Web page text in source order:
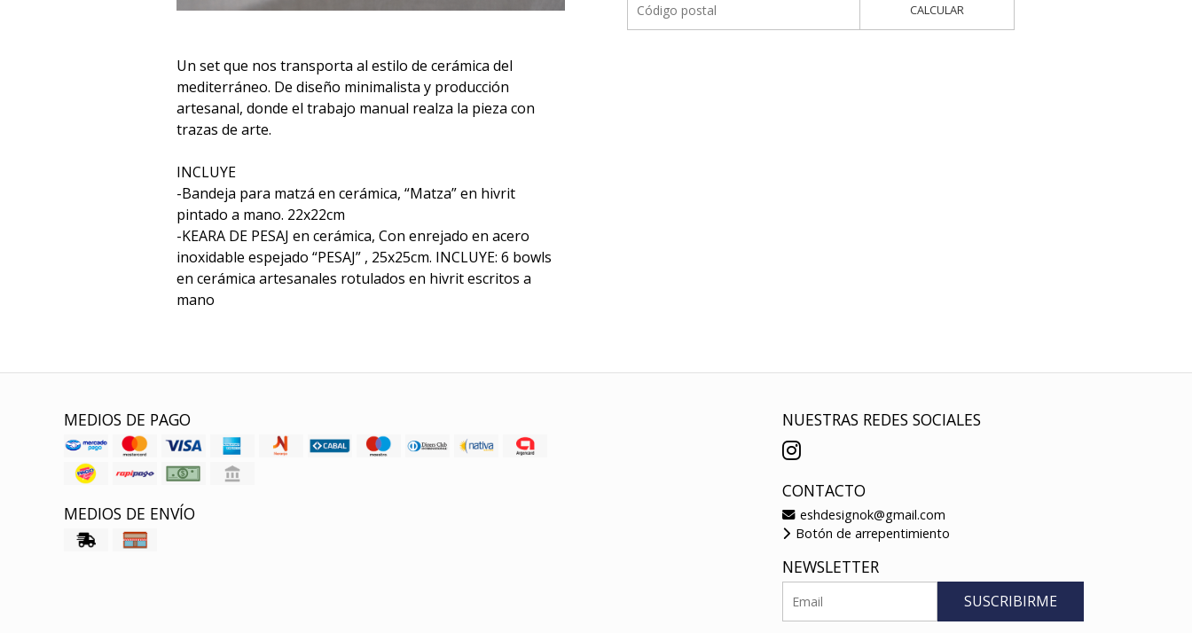
Un set que nos transporta al estilo de cerámica del
mediterráneo. De diseño minimalista y producción
artesanal, donde el trabajo manual realza la pieza con
trazas de arte.
INCLUYE
-Bandeja para matzá en cerámica, “Matza” en hivrit
pintado a mano. 22x22cm
-KEARA DE PESAJ en cerámica, Con enrejado en acero
inoxidable espejado “PESAJ” , 25x25cm. INCLUYE: 6 bowls
en cerámica artesanales rotulados en hivrit escritos a
mano
CALCULAR
MEDIOS DE PAGO
MEDIOS DE ENVÍO
NUESTRAS REDES SOCIALES
CONTACTO
eshdesignok@gmail.com
Botón de arrepentimiento
NEWSLETTER
SUSCRIBIRME